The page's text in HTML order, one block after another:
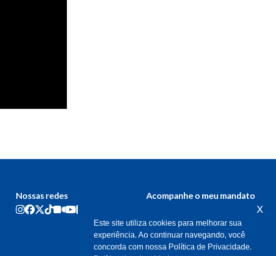
Nossas redes Acompanhe o meu mandato
Este site utiliza cookies para melhorar sua
experiência. Ao continuar navegando, você
concorda com nossa Política de Privacidade.
x